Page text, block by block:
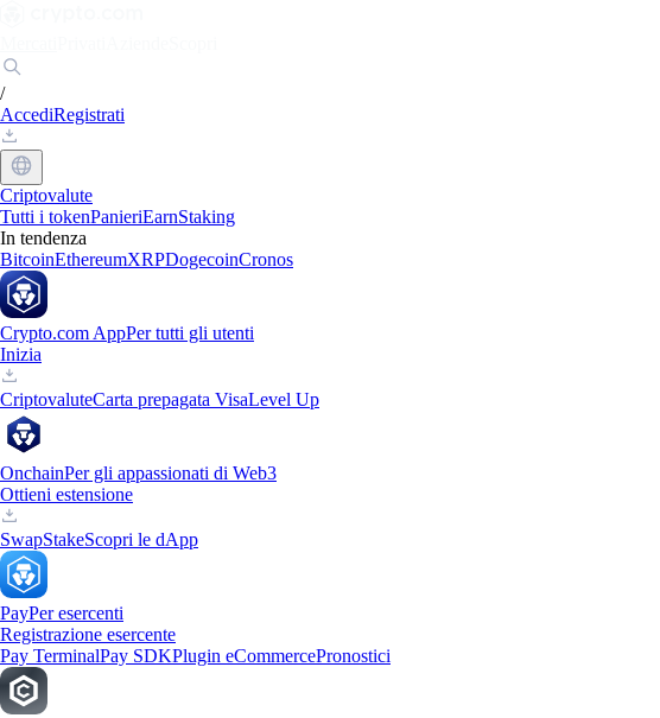
/
AccediRegistrati
Criptovalute
Tutti i tokenPanieriEarnStaking
In tendenza
BitcoinEthereumXRPDogecoinCronos
Crypto.com AppPer tutti gli utenti
Inizia
CriptovaluteCarta prepagata VisaLevel Up
OnchainPer gli appassionati di Web3
Ottieni estensione
SwapStakeScopri le dApp
PayPer esercenti
Registrazione esercente
Pay TerminalPay SDKPlugin eCommercePronostici